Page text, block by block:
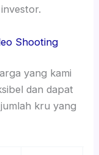
Shooting
yang kami
dan dapat
kru yang